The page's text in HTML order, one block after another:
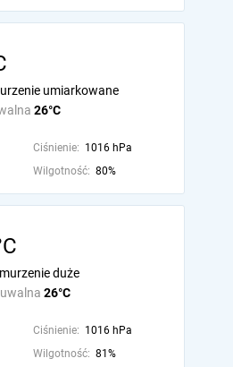
26°C
umiarkowane
Ciśnienie: 1016 hPa
Wilgotność: 80%
26°C
duże
Ciśnienie: 1016 hPa
Wilgotność: 81%